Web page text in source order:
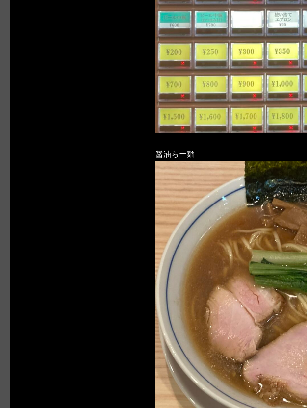
醤油らー麺